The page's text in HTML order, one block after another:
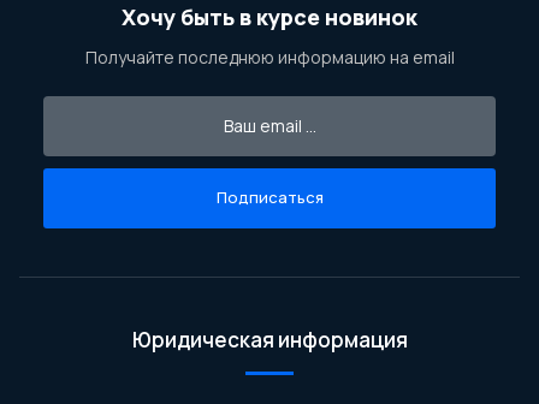
Хочу быть в курсе новинок
Получайте последнюю информацию на email
Подписаться
Юридическая информация